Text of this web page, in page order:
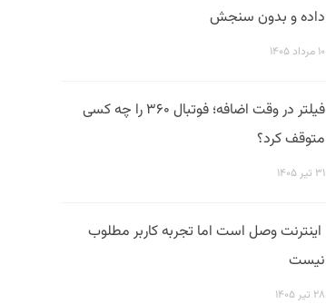
داده و بدون سنجش
۱۰ مرداد ۱۴۰۵
فیلتر در وقت اضافه؛ فوتبال ۳۶۰ را چه کسی
متوقف کرد؟
۳۱ تیر ۱۴۰۵
اینترنت وصل است اما تجربه کاربر مطلوب
نیست
۲۸ تیر ۱۴۰۵